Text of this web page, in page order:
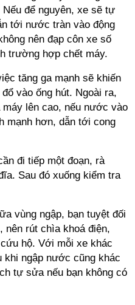
để nguyên, xe sẽ tự
tới nước tràn vào động
nên đạp côn xe số
trường hợp chết máy.
tăng ga mạnh sẽ khiến
vào ống hút. Ngoài ra,
máy lên cao, nếu nước vào
mạnh hơn, dẫn tới cong
đi tiếp một đoạn, rà
Sau đó xuống kiểm tra
vùng ngập, bạn tuyệt đối
nên rút chìa khoá điện,
hộ. Với mỗi xe khác
ngập nước cũng khác
tự sửa nếu bạn không có